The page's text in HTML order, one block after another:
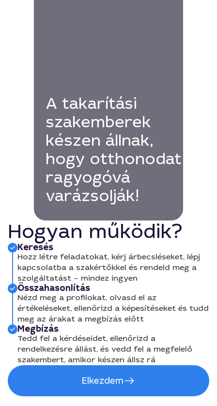
A takarítási
szakemberek
készen állnak,
hogy otthonodat
ragyogóvá
varázsolják!
Hogyan működik?
Keresés
Hozz létre feladatokat, kérj árbecsléseket, lépj
kapcsolatba a szakértőkkel és rendeld meg a
szolgáltatást – mindez ingyen
Összahasonlítás
Nézd meg a profilokat, olvasd el az
értékeléseket, ellenőrizd a képesítéseket és tudd
meg az árakat a megbízás előtt
Megbízás
Tedd fel a kérdéseidet, ellenőrizd a
rendelkezésre állást, és vedd fel a megfelelő
szakembert, amikor készen állsz rá
Elkezdem